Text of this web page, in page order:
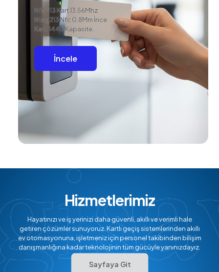
Nfc 213 Kart 13.56Mhz
Ntag213 Nfc 0.8Mm İnce
Kart. 144B Kapasite.
İncele
Hizmetlerimiz
Hayatınızı ve iş yerinizi daha güvenli, akıllı ve verimli hale
getiren çözümler sunuyoruz. Kartlı geçiş sistemlerinden akıllı
ev otomasyonuna, işletmeniz için personel takibinden bilişim
danışmanlığına kadar teknolojinin tüm gücüyle yanınızdayız.
Sayfaya Git